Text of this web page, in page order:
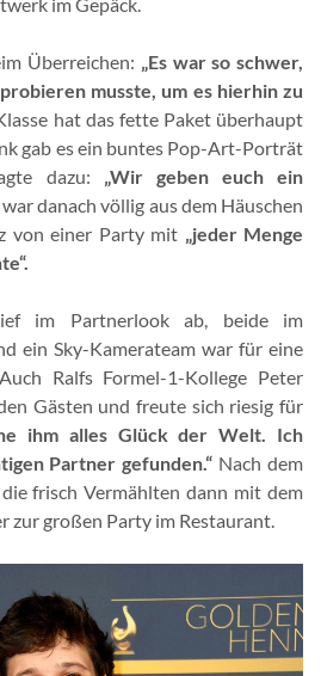
Überreichen: „Es war so schwer,
musste, um es hierhin zu
hat das fette Paket überhaupt
gab es ein buntes Pop-Art-Porträt
dazu: „Wir geben euch ein
danach völlig aus dem Häuschen
von einer Party mit „jeder Menge
im Partnerlook ab, beide im
ein Sky-Kamerateam war für eine
Ralfs Formel-1-Kollege Peter
Gästen und freute sich riesig für
ihm alles Glück der Welt. Ich
Partner gefunden.“ Nach dem
frisch Vermählten dann mit dem
großen Party im Restaurant.